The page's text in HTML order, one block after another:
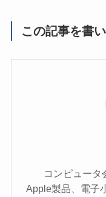
この記事を書
コンピュータ
Apple製品、電子